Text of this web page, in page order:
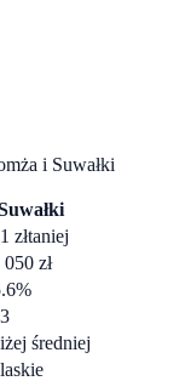
i Suwałki
złtaniej
050 zł
%
średniej